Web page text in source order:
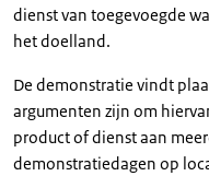
dienst van toegevoegde
het doelland.
De demonstratie vindt
argumenten zijn om
product of dienst aan
demonstratiedagen op